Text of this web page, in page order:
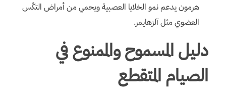
هرمون يدعم نمو الخلايا العصبية ويحمي من أمراض التكّس
العضوي مثل آلزهايمر.
دليل المسموح والممنوع في
الصيام المتقطع